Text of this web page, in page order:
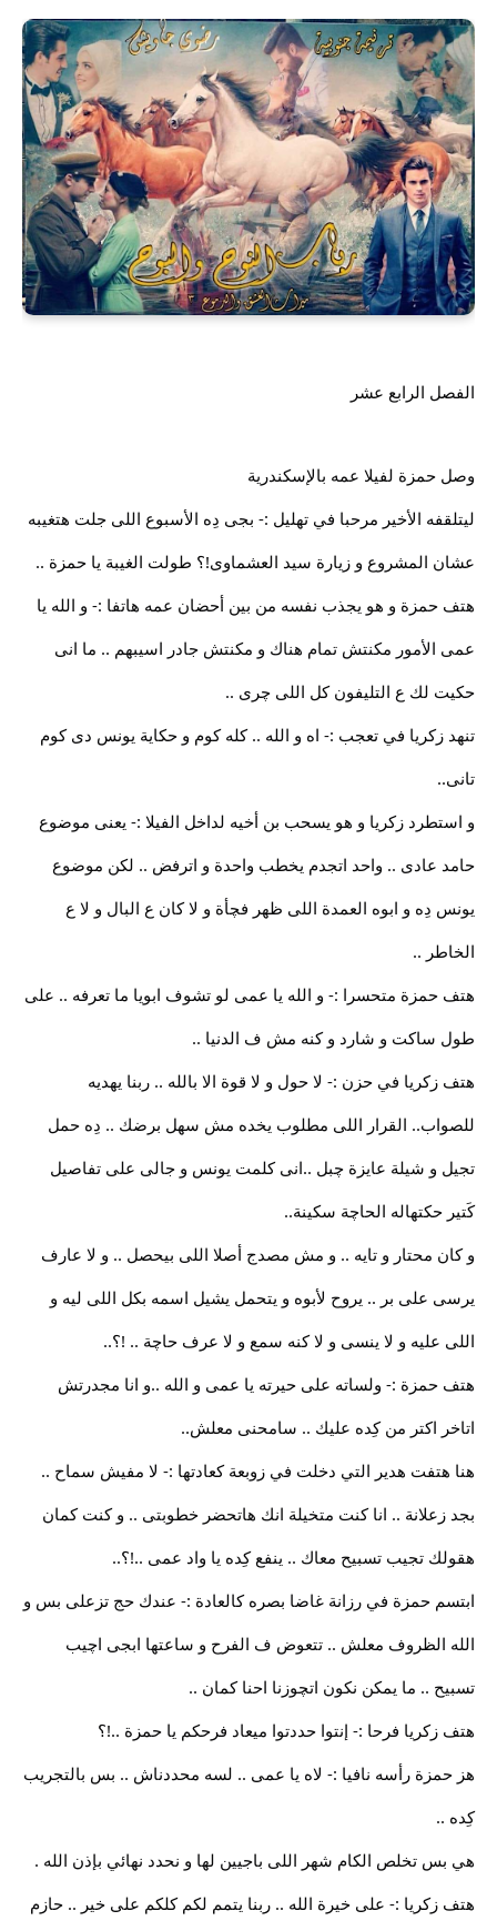
الفصل الرابع عشر
وصل حمزة لفيلا عمه بالإسكندرية
ليتلقفه الأخير مرحبا في تهليل :- بجى دِه الأسبوع اللى جلت هتغيبه
عشان المشروع و زيارة سيد العشماوى!؟ طولت الغيبة يا حمزة ..
هتف حمزة و هو يجذب نفسه من بين أحضان عمه هاتفا :- و الله يا
عمى الأمور مكنتش تمام هناك و مكنتش جادر اسيبهم .. ما انى
حكيت لك ع التليفون كل اللى چرى ..
تنهد زكريا في تعجب :- اه و الله .. كله كوم و حكاية يونس دى كوم
تانى..
و استطرد زكريا و هو يسحب بن أخيه لداخل الفيلا :- يعنى موضوع
حامد عادى .. واحد اتجدم يخطب واحدة و اترفض .. لكن موضوع
يونس دِه و ابوه العمدة اللى ظهر فچأة و لا كان ع البال و لا ع
الخاطر ..
هتف حمزة متحسرا :- و الله يا عمى لو تشوف ابويا ما تعرفه .. على
طول ساكت و شارد و كنه مش ف الدنيا ..
هتف زكريا في حزن :- لا حول و لا قوة الا بالله .. ربنا يهديه
للصواب.. القرار اللى مطلوب يخده مش سهل برضك .. دِه حمل
تجيل و شيلة عايزة چبل ..انى كلمت يونس و جالى على تفاصيل
كَتير حكتهاله الحاچة سكينة..
و كان محتار و تايه .. و مش مصدج أصلا اللى بيحصل .. و لا عارف
يرسى على بر .. يروح لأبوه و يتحمل يشيل اسمه بكل اللى ليه و
اللى عليه و لا ينسى و لا كنه سمع و لا عرف حاچة .. !؟..
هتف حمزة :- ولساته على حيرته يا عمى و الله ..و انا مجدرتش
اتاخر اكتر من كِده عليك .. سامحنى معلش..
هنا هتفت هدير التي دخلت في زوبعة كعادتها :- لا مفيش سماح ..
بجد زعلانة .. انا كنت متخيلة انك هاتحضر خطوبتى .. و كنت كمان
هقولك تجيب تسبيح معاك .. ينفع كِده يا واد عمى ..!؟..
ابتسم حمزة في رزانة غاضا بصره كالعادة :- عندك حج تزعلى بس و
الله الظروف معلش .. تتعوض ف الفرح و ساعتها ابجى اچيب
تسبيح .. ما يمكن نكون اتچوزنا احنا كمان ..
هتف زكريا فرحا :- إنتوا حددتوا ميعاد فرحكم يا حمزة ..!؟
هز حمزة رأسه نافيا :- لاه يا عمى .. لسه محددناش .. بس بالتجريب
كِده ..
هي بس تخلص الكام شهر اللى باجيين لها و نحدد نهائي بإذن الله .
هتف زكريا :- على خيرة الله .. ربنا يتمم لكم كلكم على خير .. حازم